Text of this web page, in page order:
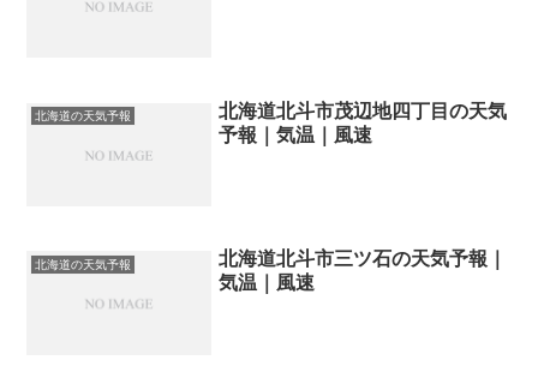
北海道の天気予報
北海道北斗市茂辺地四丁目の天気
予報｜気温｜風速
北海道の天気予報
北海道北斗市三ツ石の天気予報｜
気温｜風速